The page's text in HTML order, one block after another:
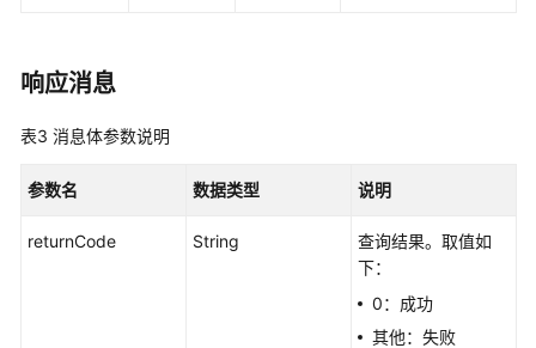
修
改
录
响应消息
表3 消息体参数说明
参数名 数据类型 说明
returnCode String
查询结果。取值如
下：
0：成功
其他：失败